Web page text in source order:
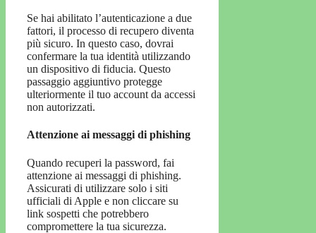
Se hai abilitato l’autenticazione a due
fattori, il processo di recupero diventa
più sicuro. In questo caso, dovrai
confermare la tua identità utilizzando
un dispositivo di fiducia. Questo
passaggio aggiuntivo protegge
ulteriormente il tuo account da accessi
non autorizzati.
Attenzione ai messaggi di phishing
Quando recuperi la password, fai
attenzione ai messaggi di phishing.
Assicurati di utilizzare solo i siti
ufficiali di Apple e non cliccare su
link sospetti che potrebbero
compromettere la tua sicurezza.